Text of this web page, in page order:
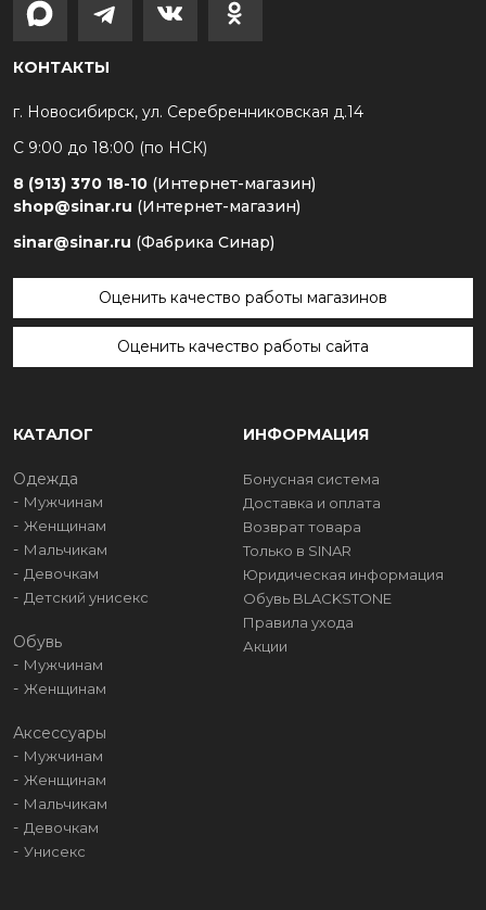
КОНТАКТЫ
г. Новосибирск, ул. Серебренниковская д.14
С 9:00 до 18:00 (по НСК)
8 (913) 370 18-10 (Интернет-магазин)
shop@sinar.ru (Интернет-магазин)
sinar@sinar.ru (Фабрика Синар)
Оценить качество работы магазинов
Оценить качество работы сайта
КАТАЛОГ
Одежда
Мужчинам
Женщинам
Мальчикам
Девочкам
Детский унисекс
Обувь
Мужчинам
Женщинам
Аксессуары
Мужчинам
Женщинам
Мальчикам
Девочкам
Унисекс
ИНФОРМАЦИЯ
Бонусная система
Доставка и оплата
Возврат товара
Только в SINAR
Юридическая информация
Обувь BLACKSTONE
Правила ухода
Акции